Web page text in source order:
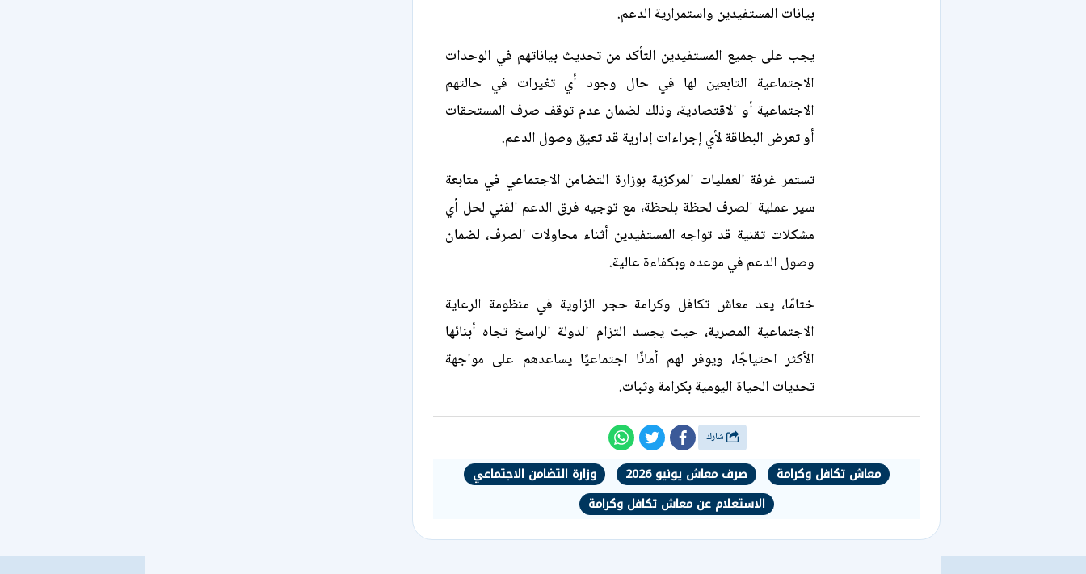
بيانات المستفيدين واستمرارية الدعم.
يجب على جميع المستفيدين التأكد من تحديث بياناتهم في الوحدات
الاجتماعية التابعين لها في حال وجود أي تغيرات في حالتهم
الاجتماعية أو الاقتصادية، وذلك لضمان عدم توقف صرف المستحقات
أو تعرض البطاقة لأي إجراءات إدارية قد تعيق وصول الدعم.
تستمر غرفة العمليات المركزية بوزارة التضامن الاجتماعي في متابعة
سير عملية الصرف لحظة بلحظة، مع توجيه فرق الدعم الفني لحل أي
مشكلات تقنية قد تواجه المستفيدين أثناء محاولات الصرف، لضمان
وصول الدعم في موعده وبكفاءة عالية.
ختامًا، يعد معاش تكافل وكرامة حجر الزاوية في منظومة الرعاية
الاجتماعية المصرية، حيث يجسد التزام الدولة الراسخ تجاه أبنائها
الأكثر احتياجًا، ويوفر لهم أمانًا اجتماعيًا يساعدهم على مواجهة
تحديات الحياة اليومية بكرامة وثبات.
معاش تكافل وكرامة صرف معاش يونيو 2026
وزارة التضامن الاجتماعي
الاستعلام عن معاش تكافل وكرامة